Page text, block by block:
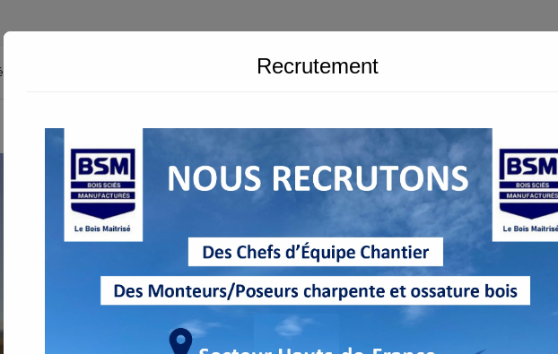
CHARPENTES EN BOIS LAMELLÉ COLLÉ CHARPENTES-16
Recrutement